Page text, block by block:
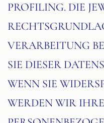
PROFILING. DIE
VERARBEITUNG
SIE DIESER
WENN SIE
WERDEN WIR